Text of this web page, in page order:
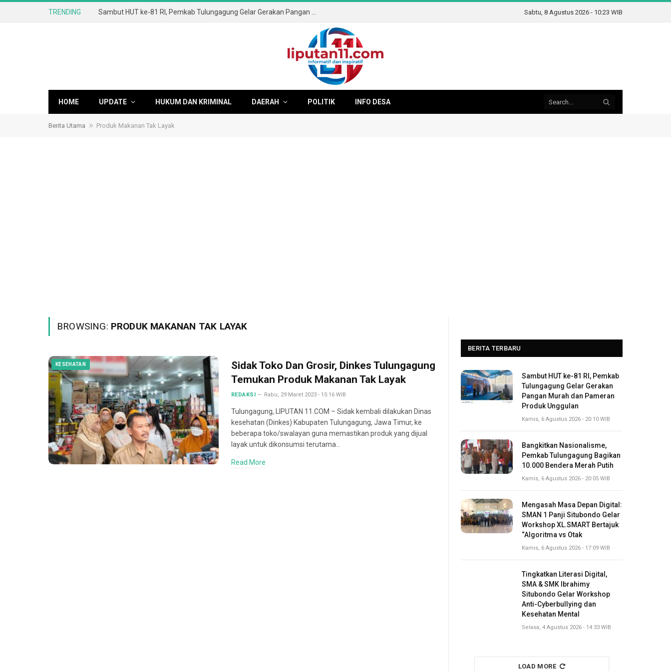
TRENDING Sabtu, 8 Agustus 2026 - 10:23 WIB
HOME UPDATE HUKUM DAN KRIMINAL DAERAH POLITIK INFO DESA
Berita Utama » Produk Makanan Tak Layak
BROWSING: PRODUK MAKANAN TAK LAYAK
KESEHATAN
Sidak Toko Dan Grosir, Dinkes Tulungagung
Temukan Produk Makanan Tak Layak
REDAKSI Rabu, 29 Maret 2023 - 15:16 WIB
Tulungagung, LIPUTAN 11.COM – Sidak kembali dilakukan Dinas
kesehatan (Dinkes) Kabupaten Tulungagung, Jawa Timur, ke
beberapa toko/swalayan guna memastikan produk yang dijual
layak untuk dikonsumsi terutama…
Read More
BERITA TERBARU
Sambut HUT ke-81 RI, Pemkab
Tulungagung Gelar Gerakan
Pangan Murah dan Pameran
Produk Unggulan
Kamis, 6 Agustus 2026 - 20:10 WIB
Bangkitkan Nasionalisme,
Pemkab Tulungagung Bagikan
10.000 Bendera Merah Putih
Kamis, 6 Agustus 2026 - 20:05 WIB
Mengasah Masa Depan Digital:
SMAN 1 Panji Situbondo Gelar
Workshop XL.SMART Bertajuk
“Algoritma vs Otak
Kamis, 6 Agustus 2026 - 17:09 WIB
Tingkatkan Literasi Digital,
SMA & SMK Ibrahimy
Situbondo Gelar Workshop
Anti-Cyberbullying dan
Kesehatan Mental
Selasa, 4 Agustus 2026 - 14:33 WIB
LOAD MORE